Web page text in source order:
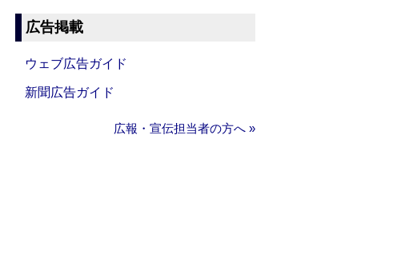
広告掲載
ウェブ広告ガイド
新聞広告ガイド
広報・宣伝担当者の方へ »